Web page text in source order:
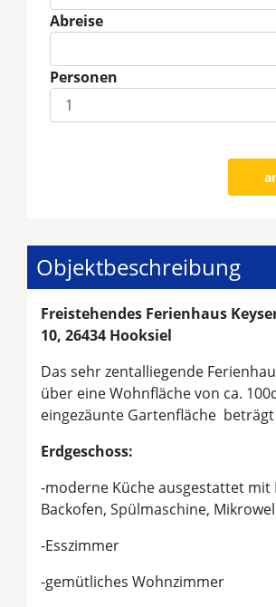
Abreise
Personen
Objektbeschreibung
Freistehendes Ferienhaus
10, 26434 Hooksiel
Das sehr zentalliegende
über eine Wohnfläche von ca.
eingezäunte Gartenfläche beträgt
Erdgeschoss:
-moderne Küche ausgestattet mit
Backofen, Spülmaschine,
-Esszimmer
-gemütliches Wohnzimmer